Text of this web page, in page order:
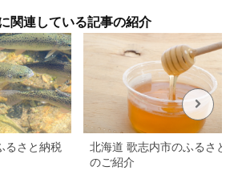
関連している記事の紹介
るさと納税
北海道 歌志内市のふるさと
のご紹介